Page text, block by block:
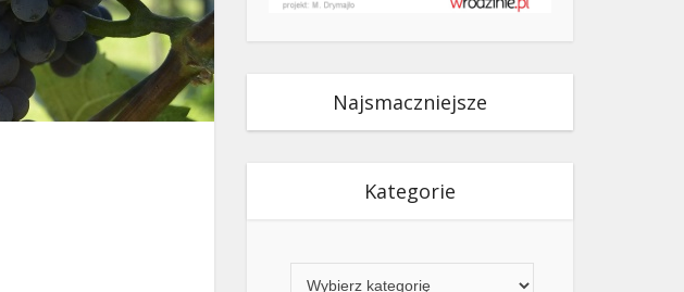
Najsmaczniejsze
Kategorie